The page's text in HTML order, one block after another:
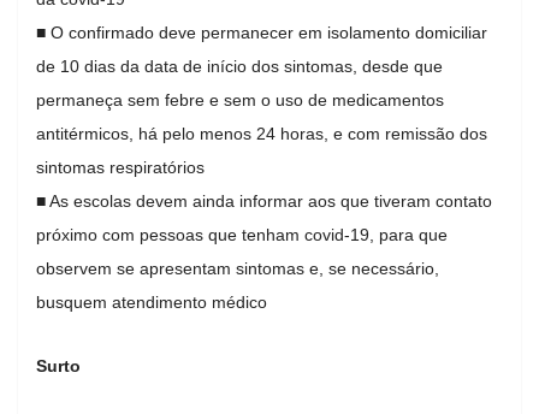
■ O confirmado deve permanecer em isolamento domiciliar
de 10 dias da data de início dos sintomas, desde que
permaneça sem febre e sem o uso de medicamentos
antitérmicos, há pelo menos 24 horas, e com remissão dos
sintomas respiratórios
■ As escolas devem ainda informar aos que tiveram contato
próximo com pessoas que tenham covid-19, para que
observem se apresentam sintomas e, se necessário,
busquem atendimento médico
Surto